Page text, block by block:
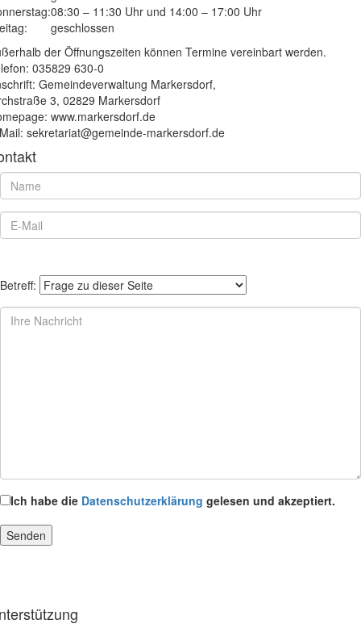
08:30 – 11:30 Uhr und 14:00 – 17:00 Uhr
geschlossen
der Öffnungszeiten können Termine vereinbart werden.
035829 630-0
Gemeindeverwaltung Markersdorf,
3, 02829 Markersdorf
www.markersdorf.de
sekretariat@gemeinde-markersdorf.de
Betreff:
Ich habe die Datenschutzerklärung gelesen und akzeptiert.